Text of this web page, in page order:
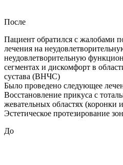
После
Пациент обратился с жалобами
лечения на
неудовлетворительную
сегментах и дискомфорт в
сустава (ВНЧС)
Было проведено следующее
Восстановление прикуса с
жевательных областях (коронки
Эстетическое протезирование
До